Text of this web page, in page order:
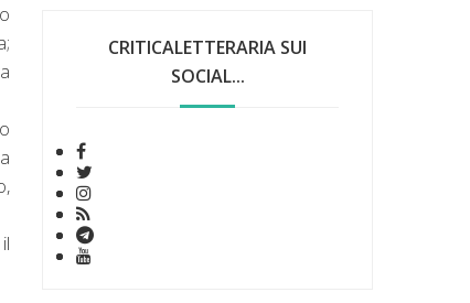
CRITICALETTERARIA SUI
SOCIAL...